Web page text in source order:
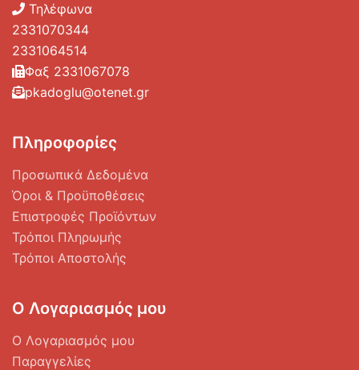
Τηλέφωνα
2331070344
2331064514
Φαξ 2331067078
pkadoglu@otenet.gr
Πληροφορίες
Προσωπικά Δεδομένα
Όροι & Προϋποθέσεις
Επιστροφές Προϊόντων
Τρόποι Πληρωμής
Τρόποι Αποστολής
Ο Λογαριασμός μου
Ο Λογαριασμός μου
Παραγγελίες